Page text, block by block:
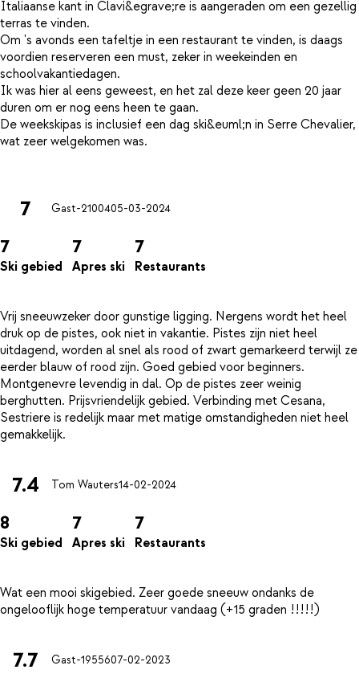
Italiaanse kant in Clavi&egrave;re is aangeraden om een gezellig
terras te vinden.
Om 's avonds een tafeltje in een restaurant te vinden, is daags
voordien reserveren een must, zeker in weekeinden en
schoolvakantiedagen.
Ik was hier al eens geweest, en het zal deze keer geen 20 jaar
duren om er nog eens heen te gaan.
De weekskipas is inclusief een dag ski&euml;n in Serre Chevalier,
wat zeer welgekomen was.
7 Gast-2100405-03-2024
7
Ski gebied
7
Apres ski
7
Restaurants
Vrij sneeuwzeker door gunstige ligging. Nergens wordt het heel
druk op de pistes, ook niet in vakantie. Pistes zijn niet heel
uitdagend, worden al snel als rood of zwart gemarkeerd terwijl ze
eerder blauw of rood zijn. Goed gebied voor beginners.
Montgenevre levendig in dal. Op de pistes zeer weinig
berghutten. Prijsvriendelijk gebied. Verbinding met Cesana,
Sestriere is redelijk maar met matige omstandigheden niet heel
7.4 Tom Wauters14-02-2024
8
Ski gebied
7
Apres ski
7
Restaurants
Wat een mooi skigebied. Zeer goede sneeuw ondanks de
7.7 Gast-1955607-02-2023